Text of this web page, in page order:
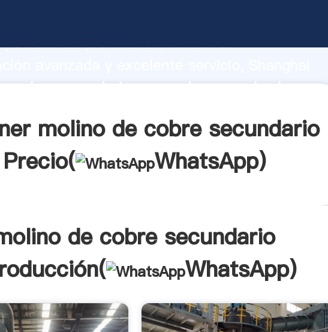
de producción, fuerza de
cobre secundario proveedor crea el valor y
molino de cobre secundario
Precio(
WhatsApp)
de cobre secundario
WhatsApp)